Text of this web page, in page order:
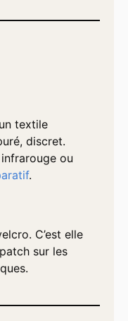
textile
discret.
ou
.
C’est elle
sur les